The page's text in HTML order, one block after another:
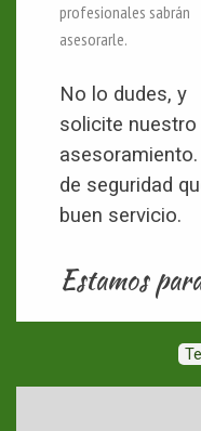
profesionales sabrán
asesorarle.
No lo dudes, y
solicite nuestro
de seguridad
buen servicio.
Estamos